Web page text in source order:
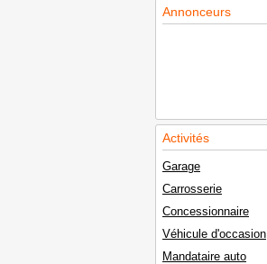
Annonceurs
Activités
Garage
Carrosserie
Concessionnaire
Véhicule d'occasion
Mandataire auto